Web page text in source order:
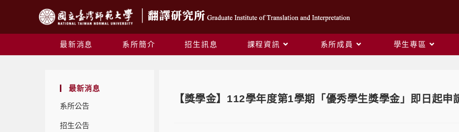
最新消息 系所簡介 招生訊息 課程資訊 系所成員 學生專區
最新消息
系所公告
招生公告
【獎學金】112學年度第1學期「優秀學生獎學金」即日起申